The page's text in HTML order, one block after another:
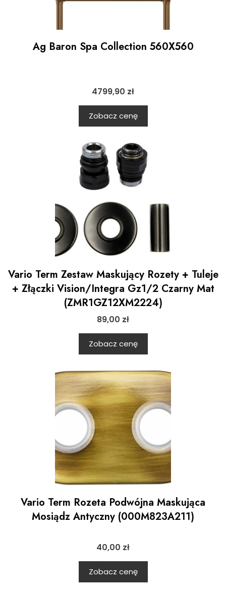
Ag Baron Spa Collection 560X560
4799,90 zł
Zobacz cenę
Vario Term Zestaw Maskujący Rozety + Tuleje
+ Złączki Vision/Integra Gz1/2 Czarny Mat
(ZMR1GZ12XM2224)
89,00 zł
Zobacz cenę
Vario Term Rozeta Podwójna Maskująca
Mosiądz Antyczny (000M823A211)
40,00 zł
Zobacz cenę